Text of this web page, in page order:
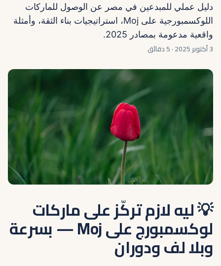
دليل عملي للمبدعين في مصر عن الوصول للماركات
اللوكسمبورجية على Moj، استراتيجيات بناء الثقة، وأمثلة
واقعية مدعومة بمصادر 2025.
3 أكتوبر 2025 ·5 دقائق
💡 ليه لازم تركّز على ماركات
لوكسمبورج على Moj — بسرعة
وبلا لف ودوران